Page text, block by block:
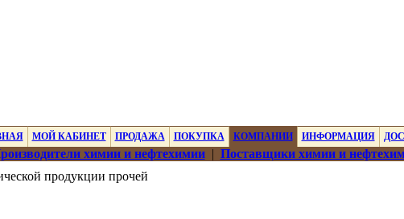
МОЙ КАБИНЕТ ПРОДАЖА ПОКУПКА КОМПАНИИ ИНФОРМАЦИЯ
химии и нефтехимии| Поставщики химии и
продукции прочей